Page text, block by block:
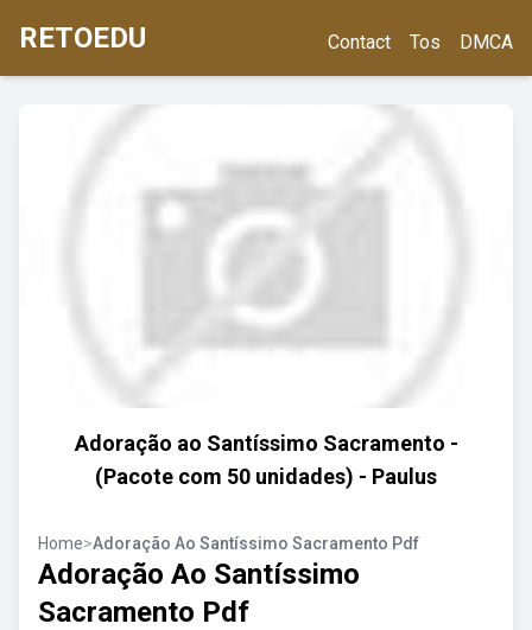
RETOEDU Contact Tos DMCA
Adoração ao Santíssimo Sacramento -
(Pacote com 50 unidades) - Paulus
Home>Adoração Ao Santíssimo Sacramento Pdf
Adoração Ao Santíssimo
Sacramento Pdf